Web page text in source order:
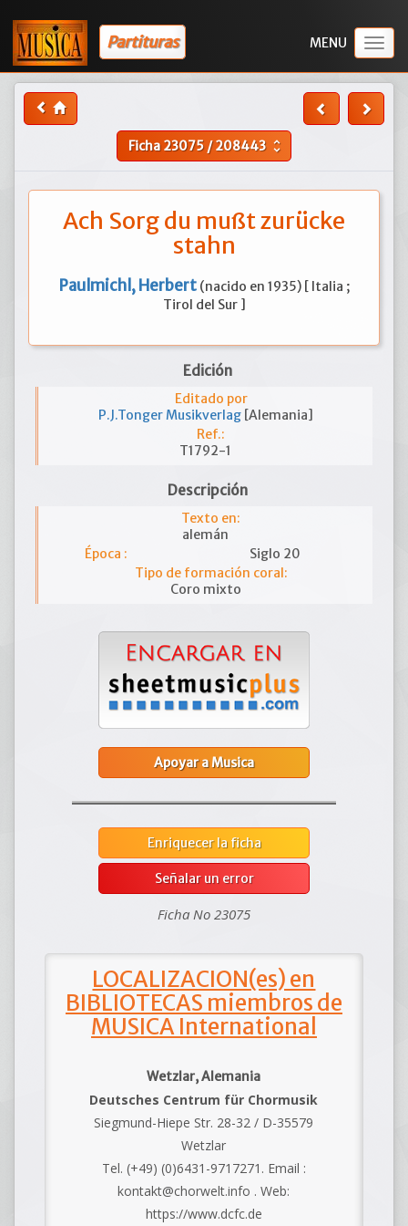
Partituras
Ficha23075 /208443 unfold_more
Ach Sorg du mußt zurücke
stahn
Paulmichl, Herbert (nacido en 1935) [ Italia ;
Tirol del Sur ]
Edición
Editado por
P.J.Tonger Musikverlag [Alemania]
Ref.:
T1792-1
Descripción
Texto en:
alemán
Época :
Siglo 20
Tipo de formación coral:
Coro mixto
Apoyar a Musica
Enriquecer la ficha
Señalar un error
Ficha No 23075
LOCALIZACION(es) en
BIBLIOTECAS miembros de
MUSICA International
Wetzlar, Alemania
Deutsches Centrum für Chormusik
Siegmund-Hiepe Str. 28-32 / D-35579
Wetzlar
Tel. (+49) (0)6431-9717271. Email :
kontakt@chorwelt.info . Web:
https://www.dcfc.de